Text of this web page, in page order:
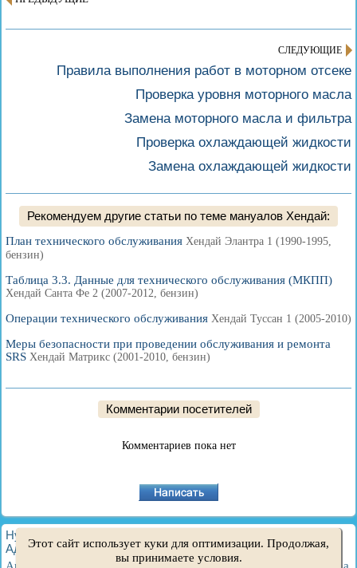
СЛЕДУЮЩИЕ
Правила выполнения работ в моторном отсеке
Проверка уровня моторного масла
Замена моторного масла и фильтра
Проверка охлаждающей жидкости
Замена охлаждающей жидкости
Рекомендуем другие статьи по теме мануалов Хендай:
План технического обслуживания Хендай Элантра 1 (1990-1995,
бензин)
Таблица 3.3. Данные для технического обслуживания (МКПП)
Хендай Санта Фе 2 (2007-2012, бензин)
Операции технического обслуживания Хендай Туссан 1 (2005-2010)
Меры безопасности при проведении обслуживания и ремонта
SRS Хендай Матрикс (2001-2010, бензин)
Комментарии посетителей
Комментариев пока нет
HyundaiBook.ru © 2018-2026
·
Администрация·Поиск по сайту·Владельцам Хендай
Этот сайт использует куки для оптимизации. Продолжая,
вы принимаете условия.